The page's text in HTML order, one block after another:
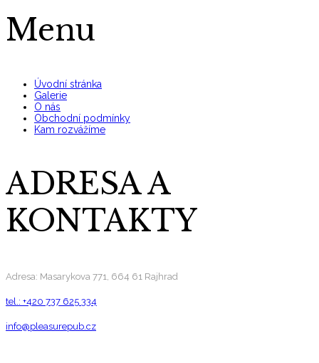
Menu
Úvodní stránka
Galerie
O nás
Obchodní podmínky
Kam rozvážíme
ADRESA A
KONTAKTY
Adresa: Masarykova 771, 664 61 Rajhrad
tel.: +420 737 625 334
info@pleasurepub.cz